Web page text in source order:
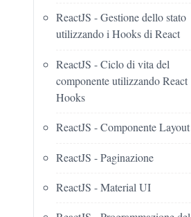
ReactJS - Gestione dello stato
utilizzando i Hooks di React
ReactJS - Ciclo di vita del
componente utilizzando React
Hooks
ReactJS - Componente Layout
ReactJS - Paginazione
ReactJS - Material UI